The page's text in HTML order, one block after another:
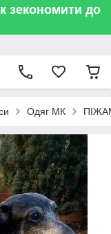
до
Одяг МК